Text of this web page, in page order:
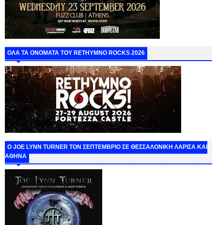
ΟΛΑ ΤΑ ΟΝΟΜΑΤΑ ΤΟΥ RETHYMNO ROCKS 2026
O JOE LYNN TURNER ΤΟΝ ΣΕΠΤΕΜΒΡΙΟ ΣΕ ΘΕΣΣΑΛΟΝΙΚΗ ΛΑΡΙΣΑ ΚΑΙ
ΑΘΗΝΑ